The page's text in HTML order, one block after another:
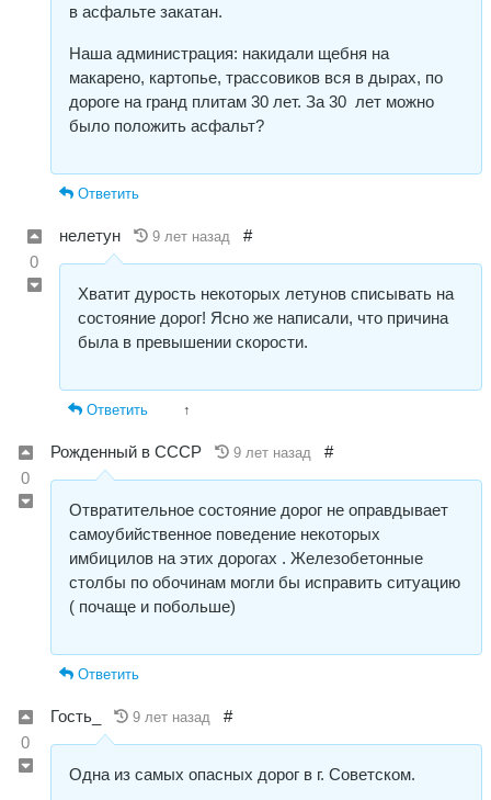
в асфальте закатан.
Наша администрация: накидали щебня на
макарено, картопье, трассовиков вся в дырах, по
дороге на гранд плитам 30 лет. За 30 лет можно
было положить асфальт?
Ответить
0
нелетун 9 лет назад #
Хватит дурость некоторых летунов списывать на
состояние дорог! Ясно же написали, что причина
была в превышении скорости.
Ответить ↑
0
Рожденный в СССР 9 лет назад #
Отвратительное состояние дорог не оправдывает
самоубийственное поведение некоторых
имбицилов на этих дорогах . Железобетонные
столбы по обочинам могли бы исправить ситуацию
( почаще и побольше)
Ответить
0
Гость_ 9 лет назад #
Одна из самых опасных дорог в г. Советском.